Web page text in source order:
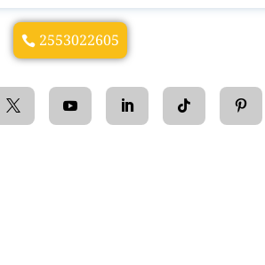
2553022605